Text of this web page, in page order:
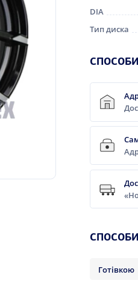
DIA
Тип диска
Готівкою